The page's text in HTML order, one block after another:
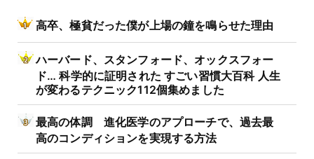
高卒、極貧だった僕が上場の鐘を鳴らせた理由
ハーバード、スタンフォード、オックスフォー
ド… 科学的に証明された すごい習慣大百科 人生
が変わるテクニック112個集めました
最高の体調 進化医学のアプローチで、過去最
高のコンディションを実現する方法